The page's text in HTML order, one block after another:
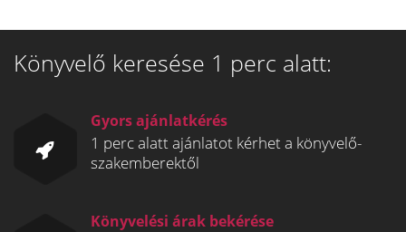
Könyvelő keresése 1 perc alatt:
Gyors ajánlatkérés
1 perc alatt ajánlatot kérhet a könyvelő-
szakemberektől
Könyvelési árak bekérése